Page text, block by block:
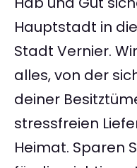
Hauptstadt in
Stadt Vernier.
alles, von der
deiner
stressfreien
Heimat. Sparen